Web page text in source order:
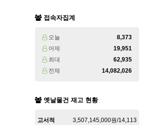
접속자집계
오늘
8,373
어제
19,951
최대
62,935
전체
14,082,026
옛날물건 재고 현황
고서적
3,507,145,000원/14,113